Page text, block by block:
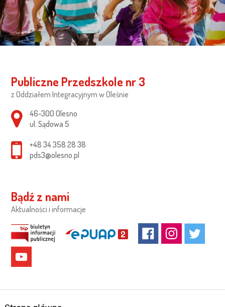
Publiczne Przedszkole nr 3
z Oddziałem Integracyjnym w Oleśnie
Adres pocztowy:
46-300 Olesno
ul. Sądowa 5
+48 34 358 28 38
pds3@olesno.pl
Bądź z nami
Aktualności i informacje